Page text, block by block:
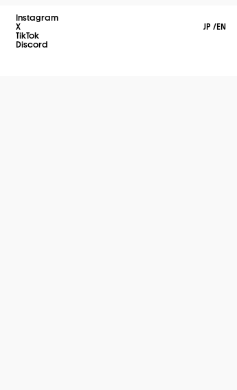
Instagram
X
TikTok
Discord
JP /EN